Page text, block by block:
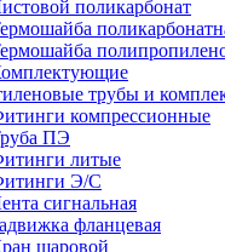
поликарбонат
трубы и
компрессионные
ПЭ
литые
Э/С
сигнальная
фланцевая
шаровой